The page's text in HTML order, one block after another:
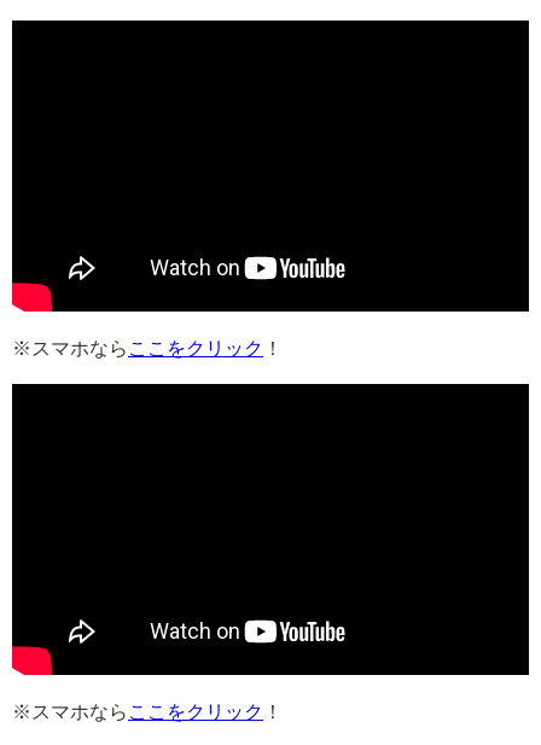
※スマホなら ここをクリック ！
※スマホなら ここをクリック ！